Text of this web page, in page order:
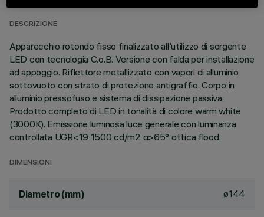
DESCRIZIONE
Apparecchio rotondo fisso finalizzato all'utilizzo di sorgente
LED con tecnologia C.o.B. Versione con falda per installazione
ad appoggio. Riflettore metallizzato con vapori di alluminio
sottovuoto con strato di protezione antigraffio. Corpo in
alluminio pressofuso e sistema di dissipazione passiva.
Prodotto completo di LED in tonalità di colore warm white
(3000K). Emissione luminosa luce generale con luminanza
controllata UGR<19 1500 cd/m2 α>65° ottica flood.
DIMENSIONI
Diametro (mm) ø144